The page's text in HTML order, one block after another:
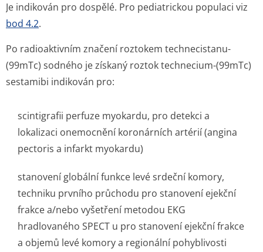
Je indikován pro dospělé. Pro pediatrickou populaci viz
bod 4.2.
Po radioaktivním značení roztokem technecistanu-
(99mTc) sodného je získaný roztok technecium-(99mTc)
sestamibi indikován pro:
scintigrafii perfuze myokardu, pro detekci a
lokalizaci onemocnění koronárních artérií (angina
pectoris a infarkt myokardu)
stanovení globální funkce levé srdeční komory,
techniku prvního průchodu pro stanovení ejekční
frakce a/nebo vyšetření metodou EKG
hradlovaného SPECT u pro stanovení ejekční frakce
a objemů levé komory a regionální pohyblivosti